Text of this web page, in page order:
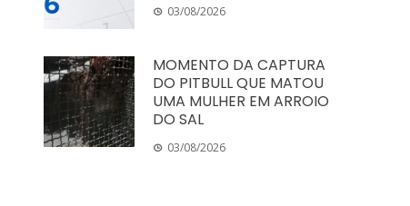
03/08/2026
MOMENTO DA CAPTURA
DO PITBULL QUE MATOU
UMA MULHER EM ARROIO
DO SAL
03/08/2026